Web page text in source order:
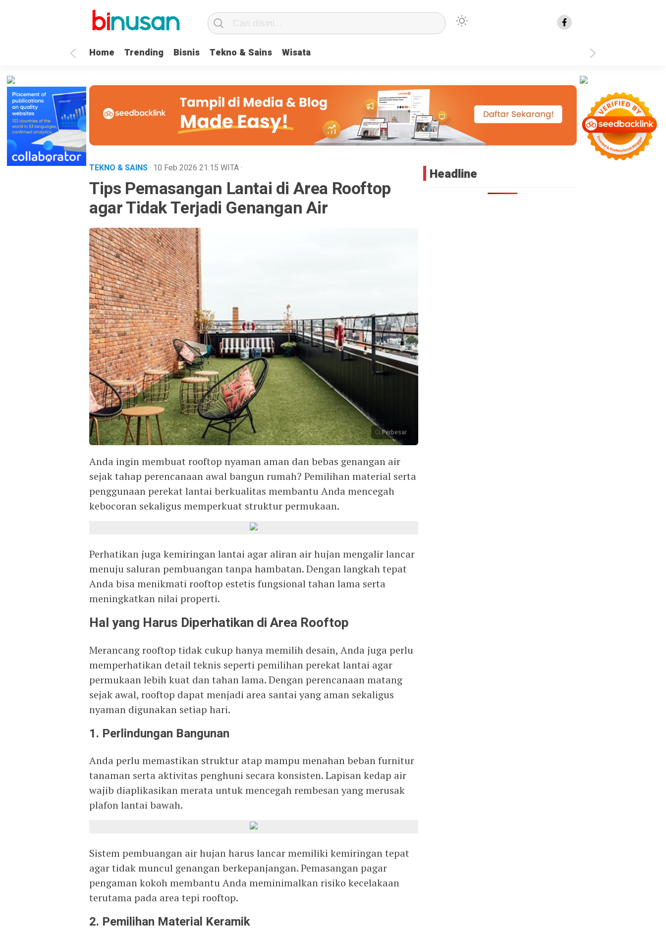
Home Trending Bisnis Tekno & Sains Wisata
TEKNO & SAINS· 10 Feb 2026 21:15 WITA·
Tips Pemasangan Lantai di Area Rooftop
agar Tidak Terjadi Genangan Air
Perbesar
Anda ingin membuat rooftop nyaman aman dan bebas genangan air
sejak tahap perencanaan awal bangun rumah? Pemilihan material serta
penggunaan perekat lantai berkualitas membantu Anda mencegah
kebocoran sekaligus memperkuat struktur permukaan.
Perhatikan juga kemiringan lantai agar aliran air hujan mengalir lancar
menuju saluran pembuangan tanpa hambatan. Dengan langkah tepat
Anda bisa menikmati rooftop estetis fungsional tahan lama serta
meningkatkan nilai properti.
Hal yang Harus Diperhatikan di Area Rooftop
Merancang rooftop tidak cukup hanya memilih desain, Anda juga perlu
memperhatikan detail teknis seperti pemilihan perekat lantai agar
permukaan lebih kuat dan tahan lama. Dengan perencanaan matang
sejak awal, rooftop dapat menjadi area santai yang aman sekaligus
nyaman digunakan setiap hari.
1. Perlindungan Bangunan
Anda perlu memastikan struktur atap mampu menahan beban furnitur
tanaman serta aktivitas penghuni secara konsisten. Lapisan kedap air
wajib diaplikasikan merata untuk mencegah rembesan yang merusak
plafon lantai bawah.
Sistem pembuangan air hujan harus lancar memiliki kemiringan tepat
agar tidak muncul genangan berkepanjangan. Pemasangan pagar
pengaman kokoh membantu Anda meminimalkan risiko kecelakaan
terutama pada area tepi rooftop.
2. Pemilihan Material Keramik
Headline